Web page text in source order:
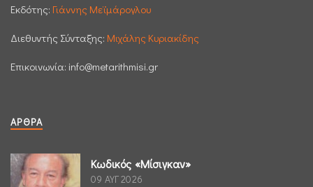
Εκδότης: Γιάννης Μεϊμάρογλου
Διεθυντής Σύνταξης: Μιχάλης Κυριακίδης
Επικοινωνία: info@metarithmisi.gr
ΆΡΘΡΑ
Κωδικός «Μίσιγκαν»
09 ΑΥΓ 2026